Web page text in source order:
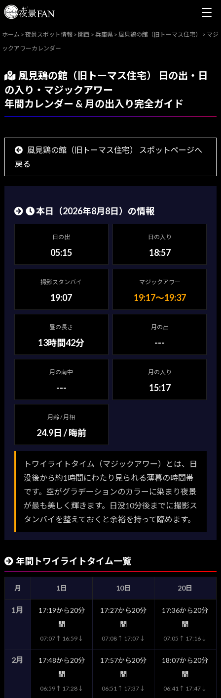
ホーム > 夜景スポット情報 > 関西 > 兵庫県 > 風見鶏の館（旧トーマス住宅） > マジ
ックアワーカレンダー
風見鶏の館（旧トーマス住宅） 日の出・日
の入り・マジックアワー
年間カレンダー & 月の出入り完全ガイド
風見鶏の館（旧トーマス住宅） スポットページへ
戻る
本日（2026年8月8日）の情報
日の出
05:15
日の入り
18:57
撮影スタンバイ
19:07
マジックアワー
19:17〜19:37
昼の長さ
13時間42分
月の出
---
月の南中
---
月の入り
15:17
月齢 / 月相
24.9日 / 晦前
トワイライトタイム（マジックアワー）とは、日
没後から約1時間にわたり見られる薄暮の時間帯
です。空がグラデーションのカラーに染まり夜景
が最も美しく輝きます。日没10分後までに撮影ス
タンバイを整えておくと余裕を持って臨めます。
年間トワイライトタイム一覧
月 1日 10日 20日
1月
17:19から20分
間
07:07↑ 16:59↓
17:27から20分
間
07:08↑ 17:07↓
17:36から20分
間
07:05↑ 17:16↓
2月
17:48から20分
間
06:59↑ 17:28↓
17:57から20分
間
06:51↑ 17:37↓
18:07から20分
間
06:41↑ 17:47↓